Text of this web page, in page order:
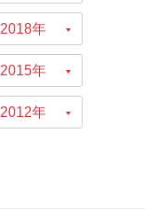
2018年
2015年
2012年